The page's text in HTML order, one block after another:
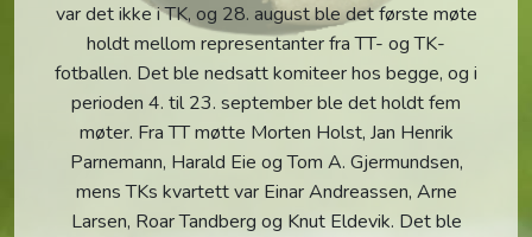
var det ikke i TK, og 28. august ble det første møte
holdt mellom representanter fra TT- og TK-
fotballen. Det ble nedsatt komiteer hos begge, og i
perioden 4. til 23. september ble det holdt fem
møter. Fra TT møtte Morten Holst, Jan Henrik
Parnemann, Harald Eie og Tom A. Gjermundsen,
mens TKs kvartett var Einar Andreassen, Arne
Larsen, Roar Tandberg og Knut Eldevik. Det ble